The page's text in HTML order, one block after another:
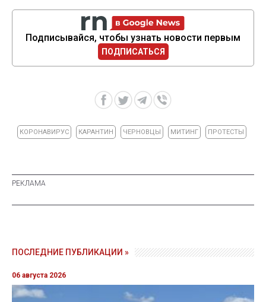
Подписывайся, чтобы узнать новости первым
ПОДПИСАТЬСЯ
КОРОНАВИРУС КАРАНТИН ЧЕРНОВЦЫ МИТИНГ ПРОТЕСТЫ
ПОСЛЕДНИЕ ПУБЛИКАЦИИ »
06 августа 2026